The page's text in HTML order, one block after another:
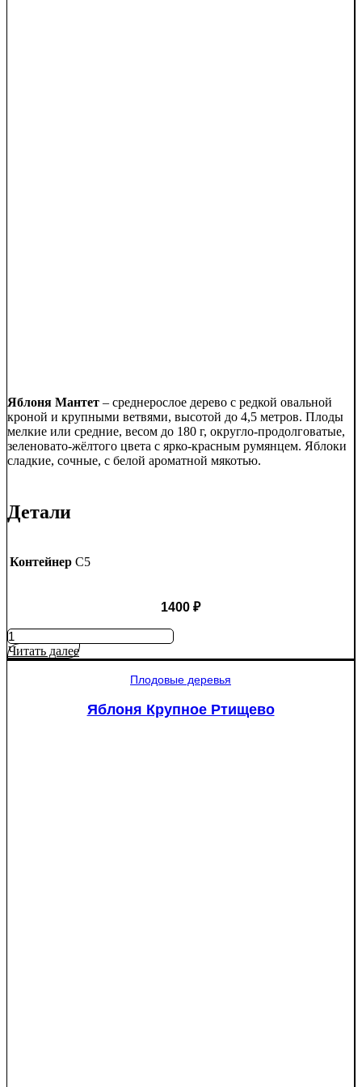
Яблоня Мантет – среднерослое дерево с редкой овальной
кроной и крупными ветвями, высотой до 4,5 метров. Плоды
мелкие или средние, весом до 180 г, округло-продолговатые,
зеленовато-жёлтого цвета с ярко-красным румянцем. Яблоки
сладкие, сочные, с белой ароматной мякотью.
Детали
Контейнер C5
1400 ₽
Количество
товара
Яблоня
Читать далее
Плодовые деревья
Яблоня Крупное Ртищево